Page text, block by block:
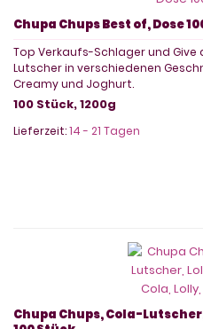
Chupa Chups Best of, Dose
Top Verkaufs-Schlager und Give
Lutscher in verschiedenen
Creamy und Joghurt.
100 Stück, 1200g
Lieferzeit:14 - 21 Tagen
Chupa Chups, Cola-